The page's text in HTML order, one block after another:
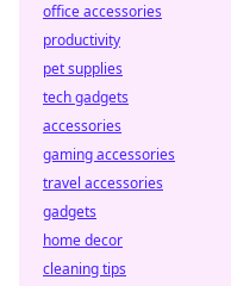
office accessories
productivity
pet supplies
tech gadgets
accessories
gaming accessories
travel accessories
gadgets
home decor
cleaning tips